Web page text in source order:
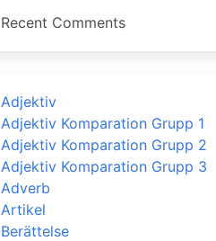
Recent Comments
Adjektiv
Adjektiv Komparation Grupp 1
Adjektiv Komparation Grupp 2
Adjektiv Komparation Grupp 3
Adverb
Artikel
Berättelse